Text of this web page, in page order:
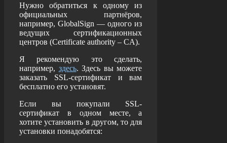
Нужно обратиться к одному из
официальных партнёров,
например, GlobalSign — одного из
ведущих сертификационных
центров (Certificate authority – CA).
Я рекомендую это сделать,
например, здесь. Здесь вы можете
заказать SSL-сертификат и вам
бесплатно его установят.
Если вы покупали SSL-
сертификат в одном месте, а
хотите установить в другом, то для
установки понадобятся: